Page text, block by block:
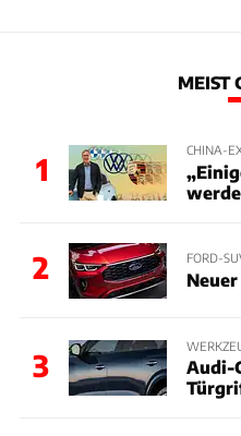
MEIST
1
CHINA-
2 FORD-
3
Audi-